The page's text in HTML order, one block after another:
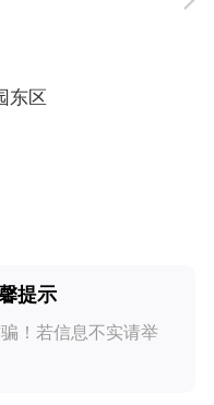
东区
提示
！若信息不实请举